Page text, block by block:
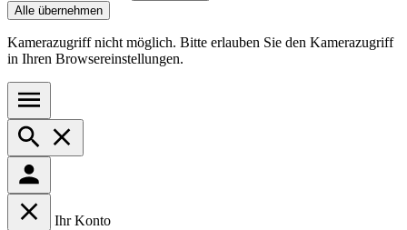
Alle übernehmen
Kamerazugriff nicht möglich. Bitte erlauben Sie den Kamerazugriff
in Ihren Browsereinstellungen.
Ihr Konto